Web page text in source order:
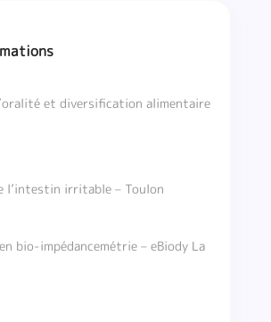
et diversification alimentaire
l’intestin irritable – Toulon
bio-impédancemétrie – eBiody La